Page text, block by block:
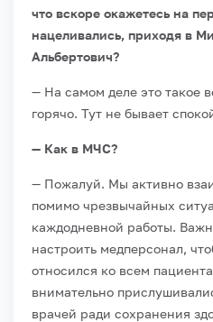
что вскоре окажетесь на
нацеливались, приходя в
Альбертович?
— На самом деле это такое
горячо. Тут не бывает
— Как в МЧС?
— Пожалуй. Мы активно
помимо чрезвычайных
каждодневной работы.
настроить медперсонал,
относился ко всем
внимательно
врачей ради сохранения